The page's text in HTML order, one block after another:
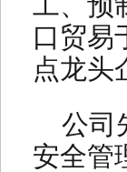
口贸易
点龙头
公司
安全管